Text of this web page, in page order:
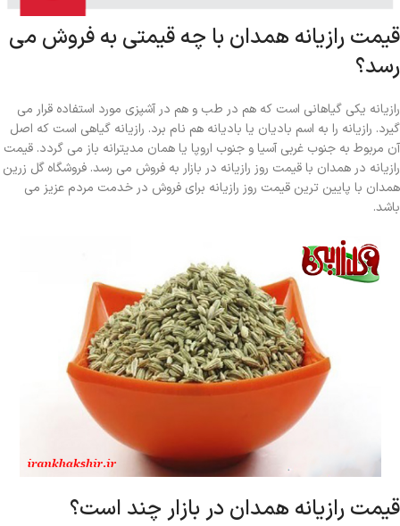
قیمت رازیانه همدان با چه قیمتی به فروش می
رسد؟
رازیانه یکی گیاهانی است که هم در طب و هم در آشپزی مورد استفاده قرار می
گیرد. رازیانه را به اسم بادیان یا بادیانه هم نام برد. رازیانه گیاهی است که اصل
آن مربوط به جنوب غربی آسیا و جنوب اروپا یا همان مدیترانه باز می گردد. قیمت
رازیانه در همدان با قیمت روز رازیانه در بازار به فروش می رسد. فروشگاه گل زرین
همدان با پایین ترین قیمت روز رازیانه برای فروش در خدمت مردم عزیز می
باشد.
قیمت رازیانه همدان در بازار چند است؟